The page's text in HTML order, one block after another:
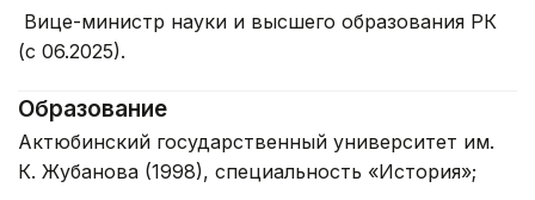
Вице-министр науки и высшего образования РК
(с 06.2025).
Образование
Актюбинский государственный университет им.
К. Жубанова (1998), специальность «История»;